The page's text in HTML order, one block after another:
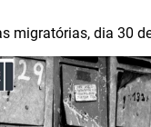
migratórias, dia 30